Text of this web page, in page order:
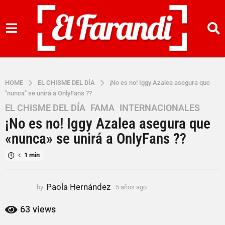
HOME EL CHISME DEL DÍA
¡No es no! Iggy Azalea asegura que
"nunca" se unirá a OnlyFans ??
5
a
ñ
o
s
5
EL CHISME DEL DÍA ,FAMA ,INTERNACIONALES
¡No es no! Iggy Azalea asegura que
«nunca» se unirá a OnlyFans ??
1 min
by Paola Hernández 5 años ago
63 views